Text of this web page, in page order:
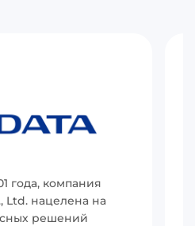
года, компания
Ltd. нацелена на
решений